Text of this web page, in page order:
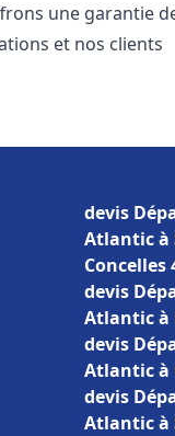
une garantie
et nos clients
devis
Atlantic à
Concelles
devis
Atlantic à
devis
Atlantic à
devis
Atlantic à